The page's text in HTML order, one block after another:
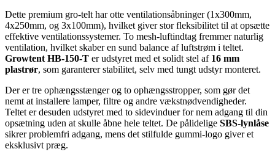
Dette premium gro-telt har otte ventilationsåbninger (1x300mm,
4x250mm, og 3x100mm), hvilket giver stor fleksibilitet til at opsætte
effektive ventilationssystemer. To mesh-luftindtag fremmer naturlig
ventilation, hvilket skaber en sund balance af luftstrøm i teltet.
Growtent HB-150-T er udstyret med et solidt stel af 16 mm
plastrør, som garanterer stabilitet, selv med tungt udstyr monteret.
Der er tre ophængsstænger og to ophængsstropper, som gør det
nemt at installere lamper, filtre og andre vækstnødvendigheder.
Teltet er desuden udstyret med to sidevinduer for nem adgang til din
opsætning uden at skulle åbne hele teltet. De pålidelige SBS-lynlåse
sikrer problemfri adgang, mens det stilfulde gummi-logo giver et
eksklusivt præg.